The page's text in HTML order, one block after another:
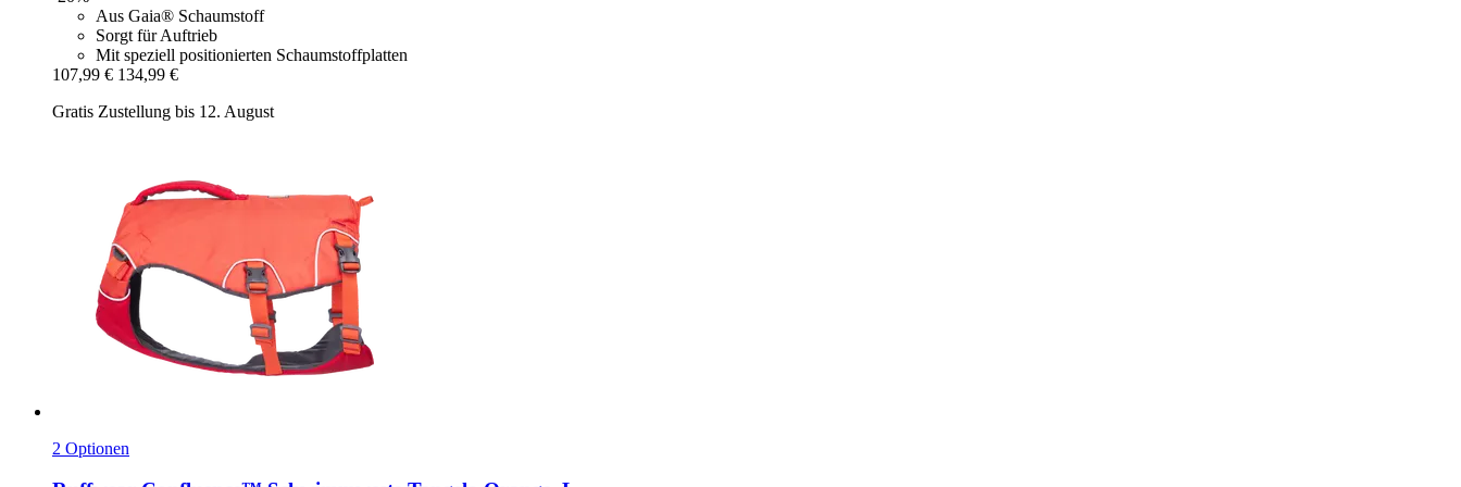
Aus Gaia® Schaumstoff
Sorgt für Auftrieb
Mit speziell positionierten Schaumstoffplatten
107,99 € 134,99 €
Gratis Zustellung bis 12. August
2 Optionen